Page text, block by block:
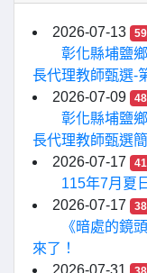
2026-07-13 59
彰化縣埔鹽
長代理教師甄選-
2026-07-09
48
彰化縣埔鹽
長代理教師甄選
2026-07-17
41
115年7月夏
2026-07-17
38
《暗處的鏡
來了！
2026-07-31